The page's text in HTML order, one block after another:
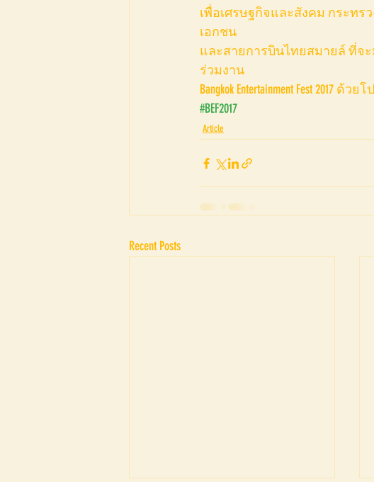
เพื่อเศรษฐกิจและสังคม กระท
เอกชน
และสายการบินไทยสมายล์ ที่จ
ร่วมงาน
Bangkok Entertainment Fest 2017
#BEF2017
Article
Recent Posts